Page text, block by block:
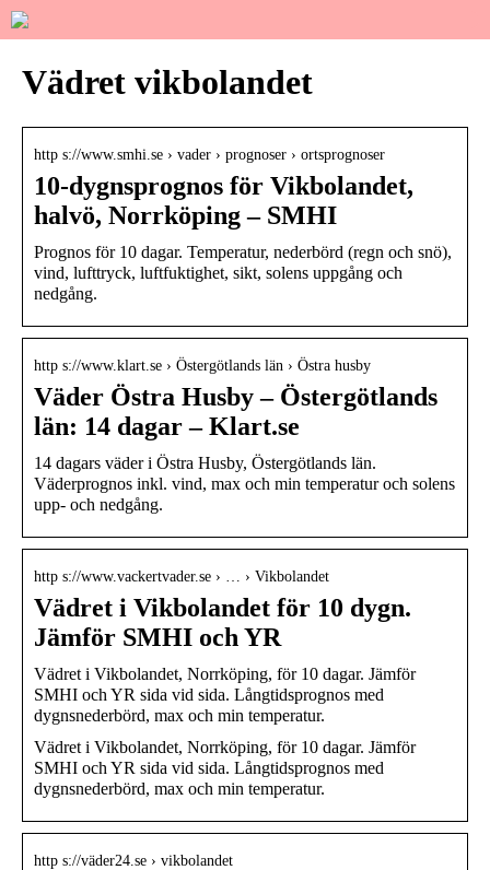
Vädret vikbolandet
http s://www.smhi.se › vader › prognoser › ortsprognoser
10-dygnsprognos för Vikbolandet,
halvö, Norrköping – SMHI
Prognos för 10 dagar. Temperatur, nederbörd (regn och snö),
vind, lufttryck, luftfuktighet, sikt, solens uppgång och
nedgång.
http s://www.klart.se › Östergötlands län › Östra husby
Väder Östra Husby – Östergötlands
län: 14 dagar – Klart.se
14 dagars väder i Östra Husby, Östergötlands län.
Väderprognos inkl. vind, max och min temperatur och solens
upp- och nedgång.
http s://www.vackertvader.se › … › Vikbolandet
Vädret i Vikbolandet för 10 dygn.
Jämför SMHI och YR
Vädret i Vikbolandet, Norrköping, för 10 dagar. Jämför
SMHI och YR sida vid sida. Långtidsprognos med
dygnsnederbörd, max och min temperatur.
Vädret i Vikbolandet, Norrköping, för 10 dagar. Jämför
SMHI och YR sida vid sida. Långtidsprognos med
dygnsnederbörd, max och min temperatur.
http s://väder24.se › vikbolandet